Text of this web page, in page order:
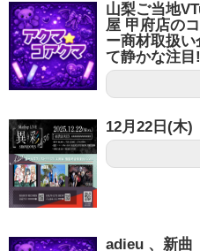
山梨ご当地
屋 甲府店の
ー商材取扱
て静かな注目!
12月22日(木)
adieu 、新曲